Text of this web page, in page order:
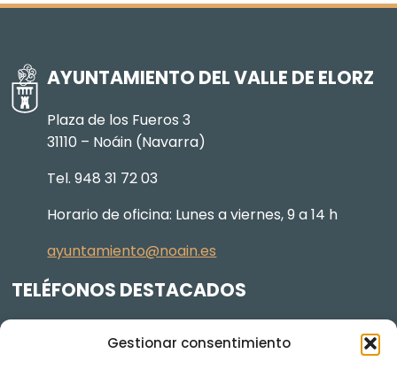
Gestionar consentimiento
AYUNTAMIENTO DEL VALLE DE ELORZ
Plaza de los Fueros 3
31110 – Noáin (Navarra)
Tel. 948 31 72 03
Horario de oficina: Lunes a viernes, 9 a 14 h
ayuntamiento@noain.es
TELÉFONOS DESTACADOS
605 834 045
948 368 156